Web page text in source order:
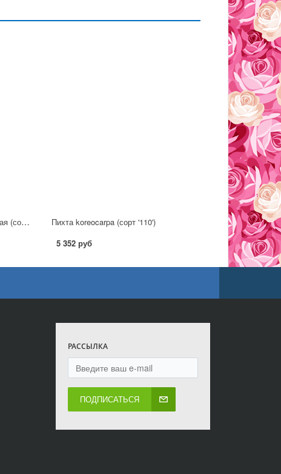
Пихта субальпийская, или горная (сорт 'Green Globe') P14
Пихта koreocarpa (сорт '110')
5 352 руб
РАССЫЛКА
ПОДПИСАТЬСЯ